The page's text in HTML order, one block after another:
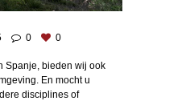
0 0
Spanje, bieden wij ook
En mocht u
disciplines of